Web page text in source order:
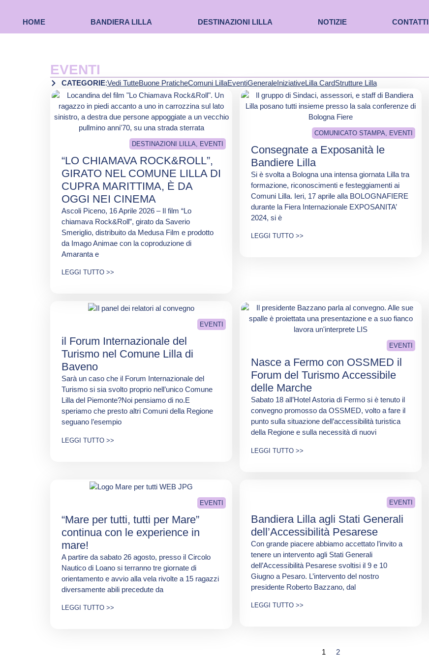
HOME BANDIERA LILLA DESTINAZIONI LILLA NOTIZIE CONTATTI
EVENTI
CATEGORIE:Vedi TutteBuone PraticheComuni LillaEventiGeneraleIniziativeLilla CardStrutture Lilla
DESTINAZIONI LILLA, EVENTI
“LO CHIAMAVA ROCK&ROLL”,
GIRATO NEL COMUNE LILLA DI
CUPRA MARITTIMA, È DA
OGGI NEI CINEMA
Ascoli Piceno, 16 Aprile 2026 – Il film “Lo
chiamava Rock&Roll”, girato da Saverio
Smeriglio, distribuito da Medusa Film e prodotto
da Imago Animae con la coproduzione di
Amaranta e
LEGGI TUTTO >>
COMUNICATO STAMPA, EVENTI
Consegnate a Exposanità le
Bandiere Lilla
Si è svolta a Bologna una intensa giornata Lilla tra
formazione, riconoscimenti e festeggiamenti ai
Comuni Lilla. Ieri, 17 aprile alla BOLOGNAFIERE
durante la Fiera Internazionale EXPOSANITA’
2024, si è
LEGGI TUTTO >>
EVENTI
il Forum Internazionale del
Turismo nel Comune Lilla di
Baveno
Sarà un caso che il Forum Internazionale del
Turismo si sia svolto proprio nell’unico Comune
Lilla del Piemonte?Noi pensiamo di no.E
speriamo che presto altri Comuni della Regione
seguano l’esempio
LEGGI TUTTO >>
EVENTI
Nasce a Fermo con OSSMED il
Forum del Turismo Accessibile
delle Marche
Sabato 18 all’Hotel Astoria di Fermo si è tenuto il
convegno promosso da OSSMED, volto a fare il
punto sulla situazione dell’accessibilità turistica
della Regione e sulla necessità di nuovi
LEGGI TUTTO >>
EVENTI
“Mare per tutti, tutti per Mare”
continua con le experience in
mare!
A partire da sabato 26 agosto, presso il Circolo
Nautico di Loano si terranno tre giornate di
orientamento e avvio alla vela rivolte a 15 ragazzi
diversamente abili precedute da
LEGGI TUTTO >>
EVENTI
Bandiera Lilla agli Stati Generali
dell’Accessibilità Pesarese
Con grande piacere abbiamo accettato l’invito a
tenere un intervento agli Stati Generali
dell’Accessibilità Pesarese svoltisi il 9 e 10
Giugno a Pesaro. L’intervento del nostro
presidente Roberto Bazzano, dal
LEGGI TUTTO >>
1 2